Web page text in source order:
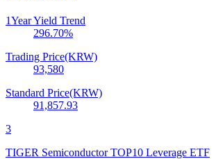
1Year Yield Trend
296.70%
Trading Price(KRW)
93,580
Standard Price(KRW)
91,857.93
3
TIGER Semiconductor TOP10 Leverage ETF